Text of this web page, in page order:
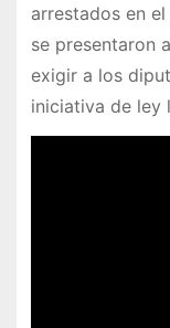
arrestados en
se presentaron
exigir a los
iniciativa de ley